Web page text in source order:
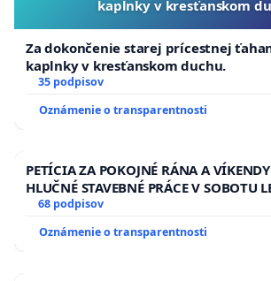
kaplnky v kresťanskom
Za dokončenie starej prícestnej
kaplnky v kresťanskom duchu.
35 podpisov
Oznámenie o transparentnosti
PETÍCIA ZA POKOJNÉ RÁNA A VÍKENDY
HLUČNÉ STAVEBNÉ PRÁCE V SOBOTU
13.00 HOD., CEZ PRACOVNÝ TÝŽDEŇ
ĎUMBIERSKEJ/MAGU
68 podpisov
Oznámenie o transparentnosti